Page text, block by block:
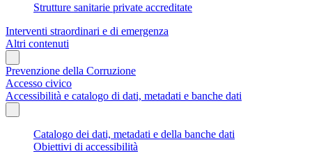
Strutture sanitarie private accreditate
Interventi straordinari e di emergenza
Altri contenuti
Prevenzione della Corruzione
Accesso civico
Accessibilità e catalogo di dati, metadati e banche dati
Catalogo dei dati, metadati e della banche dati
Obiettivi di accessibilità